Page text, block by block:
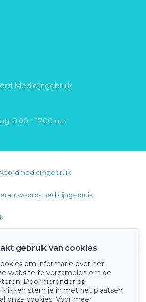
Medicijngebruik
9.00 - 17.00 uur
medicijngebruik
Onze keurmerken
gebruik van cookies
om informatie over het
website te verzamelen om de
Door hieronder op
klikken stem je in met het plaatsen
onze cookies. Voor meer